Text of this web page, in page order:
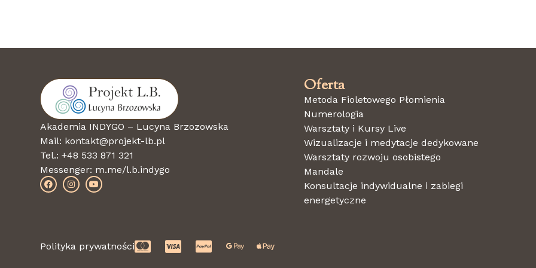
Udział w warsztacie + materiały do dalszej pracy własnej.
14 czerwca 2026 10% zniżki
Dajesz ludziom swoją wiedzę, uwagę, doświadczenie i serce. Widzisz, że Twoja praca realnie
Akademia INDYGO – Lucyna Brzozowska
Mail: kontakt@projekt-lb.pl
Tel.: +48 533 871 321
Messenger: m.me/l.b.indygo
Oferta
Metoda Fioletowego Płomienia
Numerologia
Warsztaty i Kursy Live
Wizualizacje i medytacje dedykowane
Warsztaty rozwoju osobistego
Mandale
Konsultacje indywidualne i zabiegi
energetyczne
Polityka prywatności